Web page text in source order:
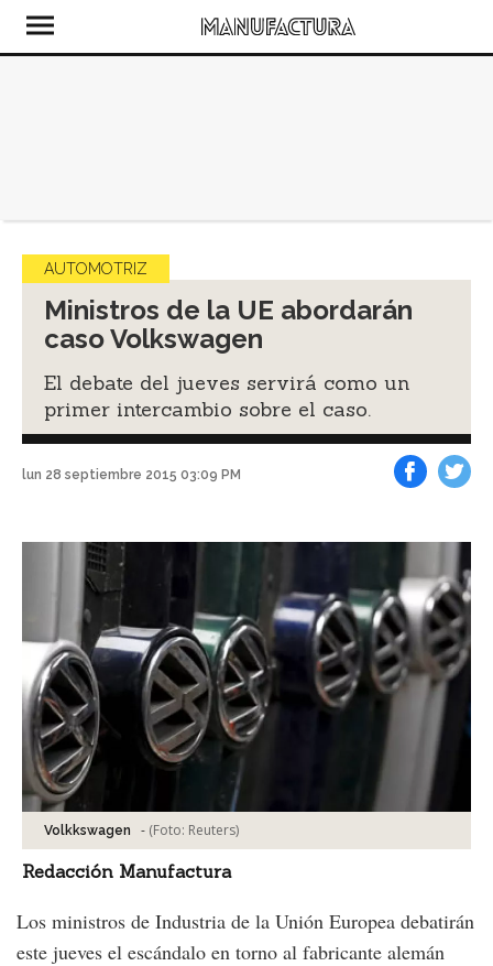
AUTOMOTRIZ
Ministros de la UE abordarán
caso Volkswagen
El debate del jueves servirá como un
primer intercambio sobre el caso.
lun 28 septiembre 2015 03:09 PM
Volkkswagen - (Foto: Reuters)
Redacción Manufactura
Los ministros de Industria de la Unión Europea debatirán
este jueves el escándalo en torno al fabricante alemán